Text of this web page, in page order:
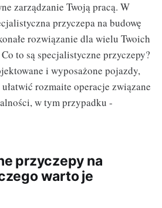
zarządzanie Twoją pracą. W
przyczepa na budowę
rozwiązanie dla wielu Twoich
to są specjalistyczne przyczepy?
i wyposażone pojazdy,
rozmaite operacje związane
w tym przypadku -
przyczepy na
warto je